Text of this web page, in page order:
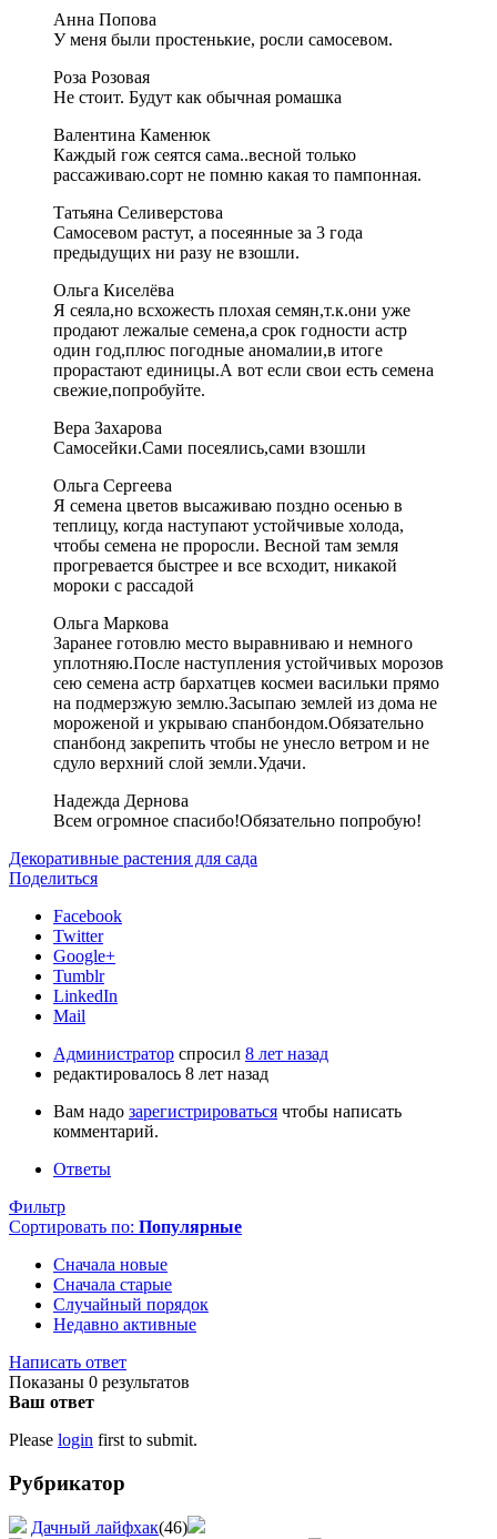
Анна Попова
У меня были простенькие, росли самосевом.
Роза Розовая
Не стоит. Будут как обычная ромашка
Валентина Каменюк
Каждый гож сеятся сама..весной только
рассаживаю.сорт не помню какая то пампонная.
Татьяна Селиверстова
Самосевом растут, а посеянные за 3 года
предыдущих ни разу не взошли.
Ольга Киселёва
Я сеяла,но всхожесть плохая семян,т.к.они уже
продают лежалые семена,а срок годности астр
один год,плюс погодные аномалии,в итоге
прорастают единицы.А вот если свои есть семена
свежие,попробуйте.
Вера Захарова
Самосейки.Сами посеялись,сами взошли
Ольга Сергеева
Я семена цветов высаживаю поздно осенью в
теплицу, когда наступают устойчивые холода,
чтобы семена не проросли. Весной там земля
прогревается быстрее и все всходит, никакой
мороки с рассадой
Ольга Маркова
Заранее готовлю место выравниваю и немного
уплотняю.После наступления устойчивых морозов
сею семена астр бархатцев космеи васильки прямо
на подмерзжую землю.Засыпаю землей из дома не
мороженой и укрываю спанбондом.Обязательно
спанбонд закрепить чтобы не унесло ветром и не
сдуло верхний слой земли.Удачи.
Надежда Дернова
Всем огромное спасибо!Обязательно попробую!
Декоративные растения для сада
Поделиться
Facebook
Twitter
Google+
Tumblr
LinkedIn
Mail
Администратор спросил 8 лет назад
редактировалось 8 лет назад
Вам надо зарегистрироваться чтобы написать
комментарий.
Ответы
Фильтр
Сортировать по: Популярные
Сначала новые
Сначала старые
Случайный порядок
Недавно активные
Написать ответ
Показаны 0 результатов
Ваш ответ
Please login first to submit.
Рубрикатор
Дачный лайфхак(46)